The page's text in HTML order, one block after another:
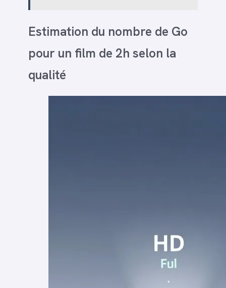
Estimation du nombre de Go
pour un film de 2h selon la
qualité